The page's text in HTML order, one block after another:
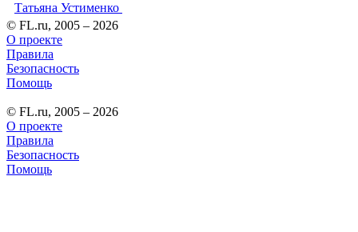
Татьяна Устименко
© FL.ru, 2005 – 2026
О проекте
Правила
Безопасность
Помощь
© FL.ru, 2005 – 2026
О проекте
Правила
Безопасность
Помощь